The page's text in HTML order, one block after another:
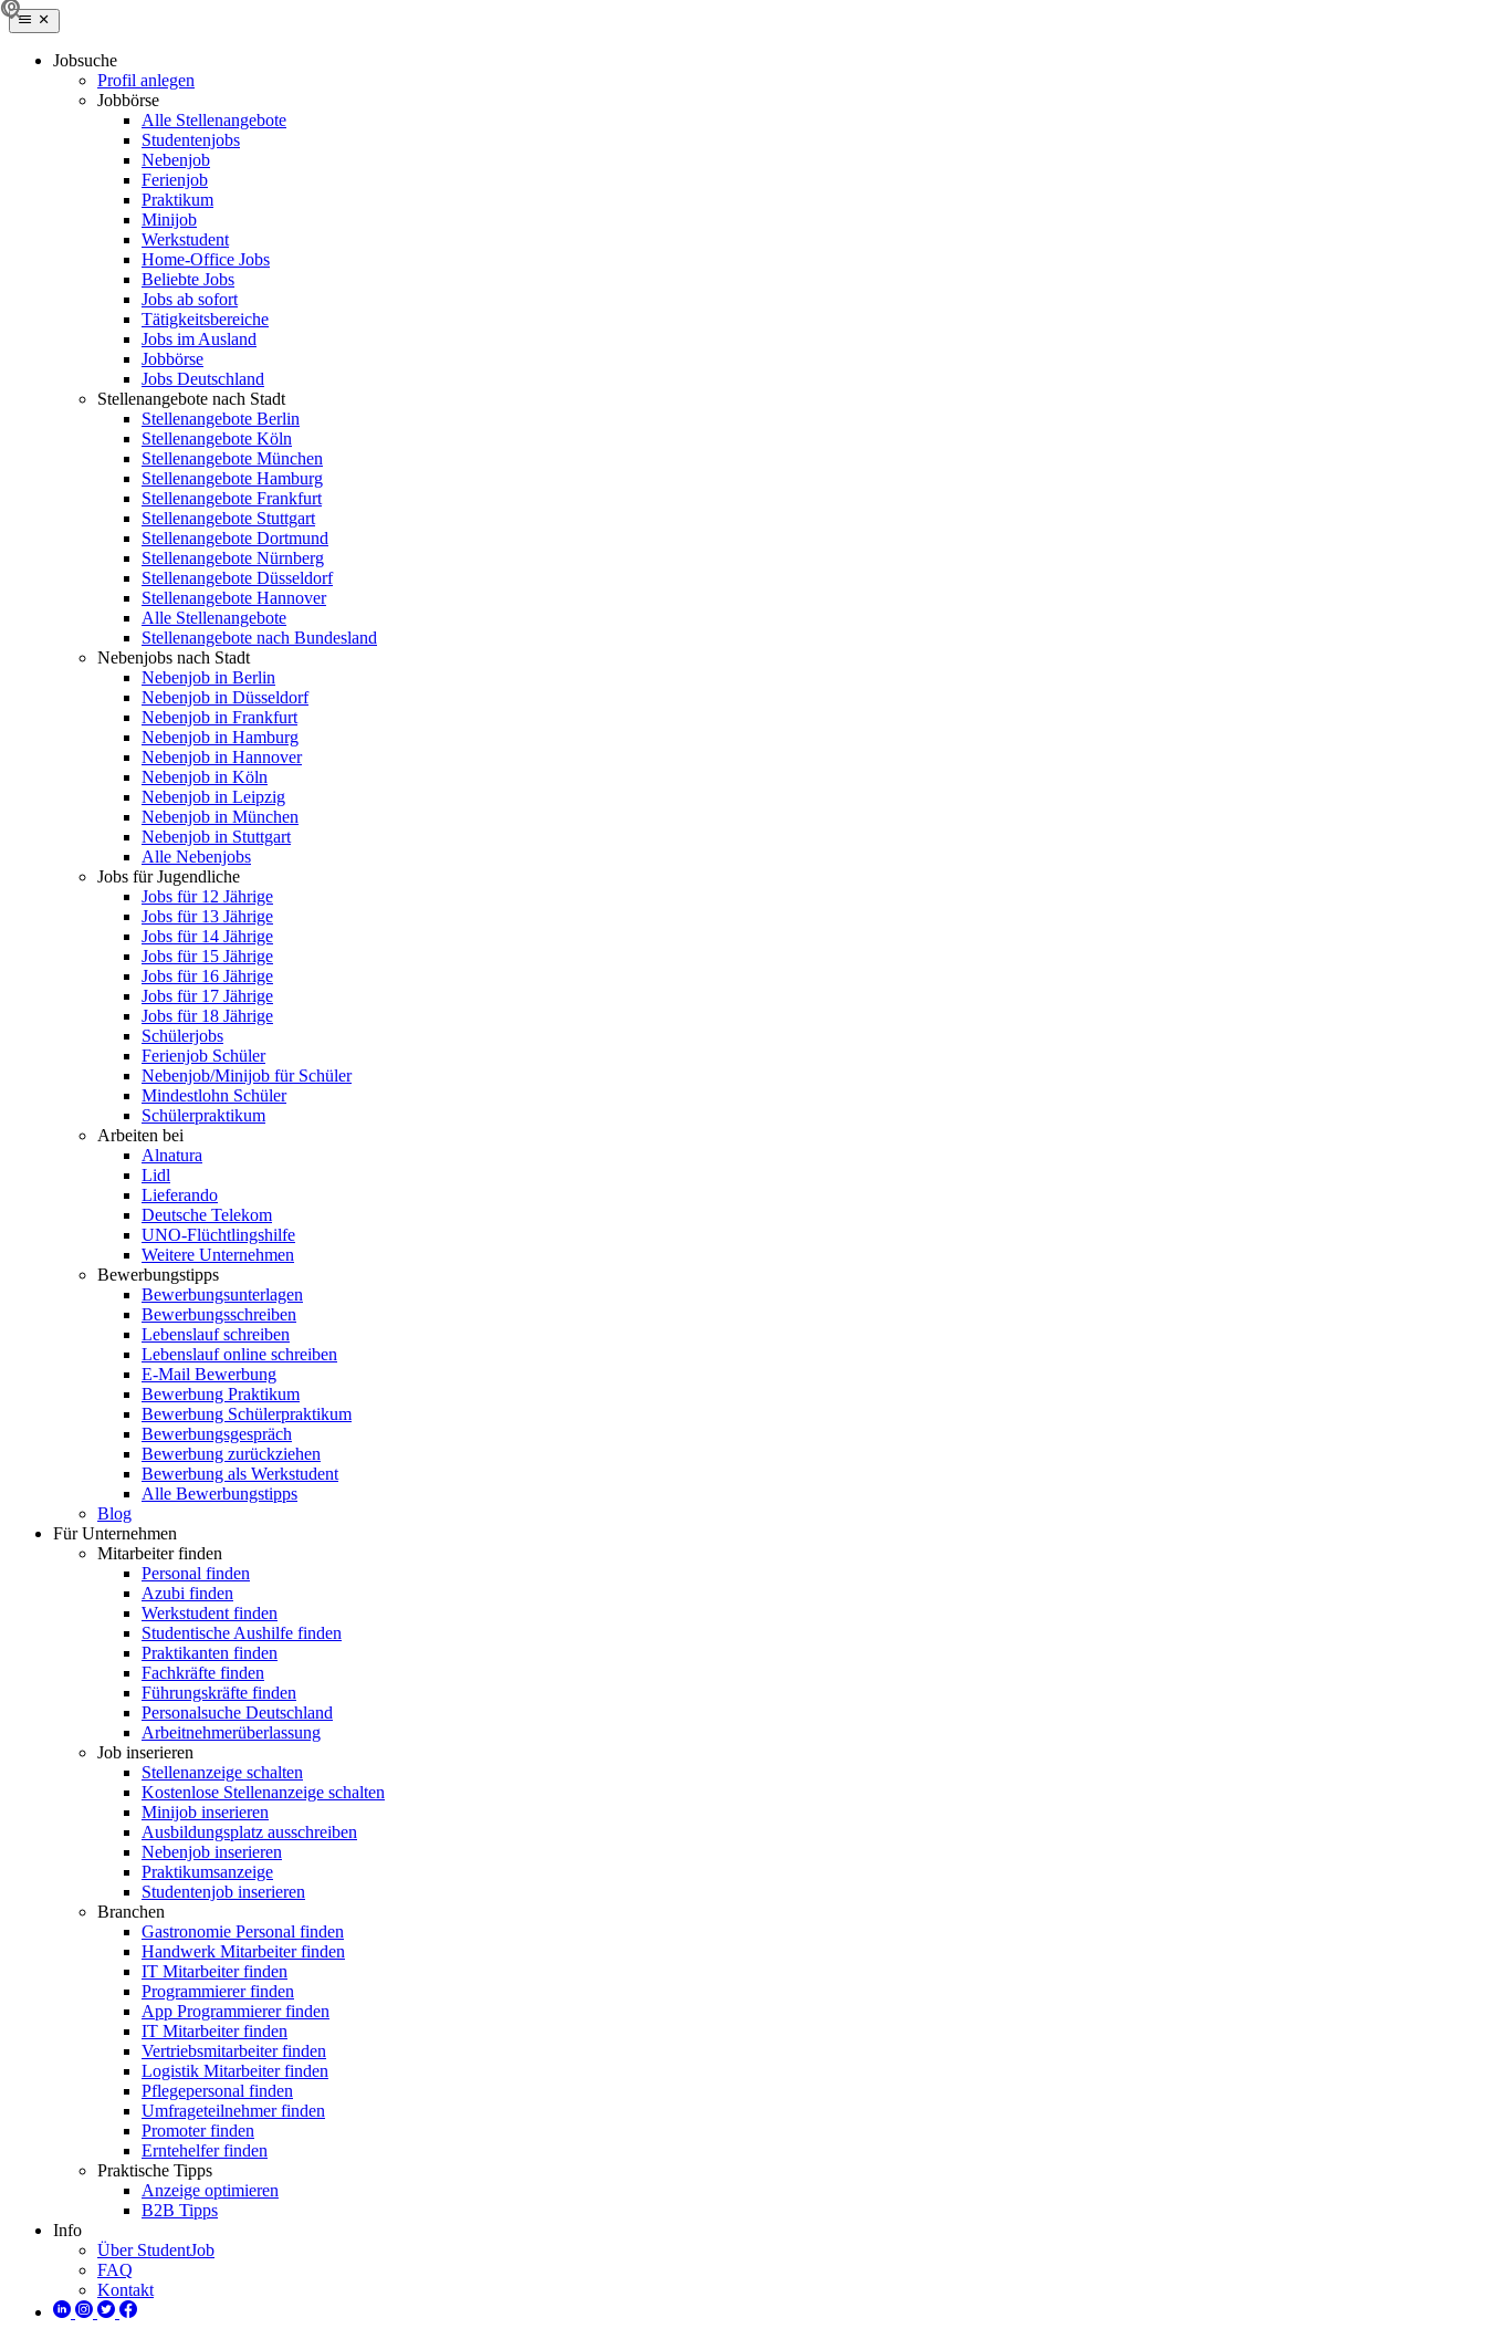
Jobsuche
Profil anlegen
Jobbörse
Alle Stellenangebote
Studentenjobs
Nebenjob
Ferienjob
Praktikum
Minijob
Werkstudent
Home-Office Jobs
Beliebte Jobs
Jobs ab sofort
Tätigkeitsbereiche
Jobs im Ausland
Jobbörse
Jobs Deutschland
Stellenangebote nach Stadt
Stellenangebote Berlin
Stellenangebote Köln
Stellenangebote München
Stellenangebote Hamburg
Stellenangebote Frankfurt
Stellenangebote Stuttgart
Stellenangebote Dortmund
Stellenangebote Nürnberg
Stellenangebote Düsseldorf
Stellenangebote Hannover
Alle Stellenangebote
Stellenangebote nach Bundesland
Nebenjobs nach Stadt
Nebenjob in Berlin
Nebenjob in Düsseldorf
Nebenjob in Frankfurt
Nebenjob in Hamburg
Nebenjob in Hannover
Nebenjob in Köln
Nebenjob in Leipzig
Nebenjob in München
Nebenjob in Stuttgart
Alle Nebenjobs
Jobs für Jugendliche
Jobs für 12 Jährige
Jobs für 13 Jährige
Jobs für 14 Jährige
Jobs für 15 Jährige
Jobs für 16 Jährige
Jobs für 17 Jährige
Jobs für 18 Jährige
Schülerjobs
Ferienjob Schüler
Nebenjob/Minijob für Schüler
Mindestlohn Schüler
Schülerpraktikum
Arbeiten bei
Alnatura
Lidl
Lieferando
Deutsche Telekom
UNO-Flüchtlingshilfe
Weitere Unternehmen
Bewerbungstipps
Bewerbungsunterlagen
Bewerbungsschreiben
Lebenslauf schreiben
Lebenslauf online schreiben
E-Mail Bewerbung
Bewerbung Praktikum
Bewerbung Schülerpraktikum
Bewerbungsgespräch
Bewerbung zurückziehen
Bewerbung als Werkstudent
Alle Bewerbungstipps
Blog
Für Unternehmen
Mitarbeiter finden
Personal finden
Azubi finden
Werkstudent finden
Studentische Aushilfe finden
Praktikanten finden
Fachkräfte finden
Führungskräfte finden
Personalsuche Deutschland
Arbeitnehmerüberlassung
Job inserieren
Stellenanzeige schalten
Kostenlose Stellenanzeige schalten
Minijob inserieren
Ausbildungsplatz ausschreiben
Nebenjob inserieren
Praktikumsanzeige
Studentenjob inserieren
Branchen
Gastronomie Personal finden
Handwerk Mitarbeiter finden
IT Mitarbeiter finden
Programmierer finden
App Programmierer finden
IT Mitarbeiter finden
Vertriebsmitarbeiter finden
Logistik Mitarbeiter finden
Pflegepersonal finden
Umfrageteilnehmer finden
Promoter finden
Erntehelfer finden
Praktische Tipps
Anzeige optimieren
B2B Tipps
Info
Über StudentJob
FAQ
Kontakt